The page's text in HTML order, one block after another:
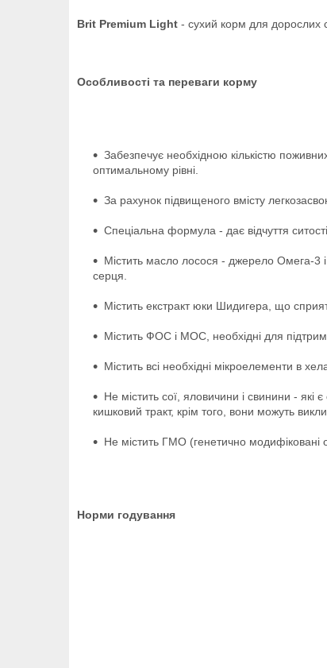
Brit Premium Light - сухий корм для дорослих
Особливості та переваги корму
Забезпечує необхідною кількістю
оптимальному рівні.
За рахунок підвищеного вмісту
Спеціальна формула - дає відчуття
Містить масло лосося - джерело Омега-3
серця.
Містить екстракт юки Шидигера, що
Містить ФОС і МОС, необхідні для
Містить всі необхідні мікроелементи в
Не містить сої, яловичини і свинини -
кишковий тракт, крім того, вони можуть
Не містить ГМО (генетично модифіковані
Норми годування